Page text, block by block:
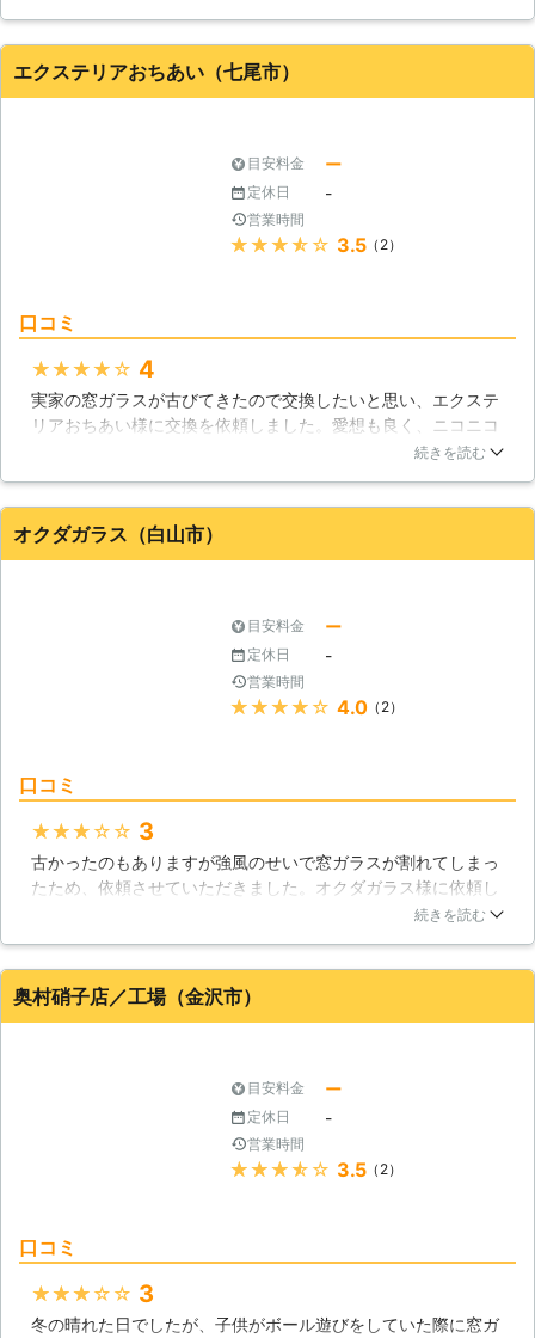
た。おかげさまで安眠することができたのです。
石川県 小松市 2018年11月17日
エクステリアおちあい（七尾市）
目安料金 ー
定休日 -
営業時間
★★★★★ 3.5（2）
口コミ
★★★★★ 4
実家の窓ガラスが古びてきたので交換したいと思い、エクステ
リアおちあい様に交換を依頼しました。愛想も良く、ニコニコ
と話されていたので好印象です。作業の方も的確にテキパキや
させていただきたいと思います。
石川県 七尾市 2016年12月13日
続きを読む
オクダガラス（白山市）
目安料金 ー
定休日 -
営業時間
★★★★★ 4.0（2）
口コミ
★★★★★ 3
古かったのもありますが強風のせいで窓ガラスが割れてしまっ
たため、依頼させていただきました。オクダガラス様に依頼し
たところ、すぐに駆けつけてくださり、スムーズに済んだので
あったら利用させていただきたいと思います。
石川県 白山市 2016年12月17日
続きを読む
奥村硝子店／工場（金沢市）
目安料金 ー
定休日 -
営業時間
★★★★★ 3.5（2）
口コミ
★★★★★ 3
冬の晴れた日でしたが、子供がボール遊びをしていた際に窓ガ